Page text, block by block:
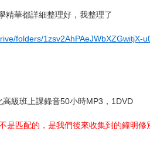
精華都詳細整理好，我整理了
folders/1zsv2AhPAeJWbXZGwitjX-
級班上課錄音50小時MP3，1DVD
是匹配的，是我們後來收集到的鐘明修